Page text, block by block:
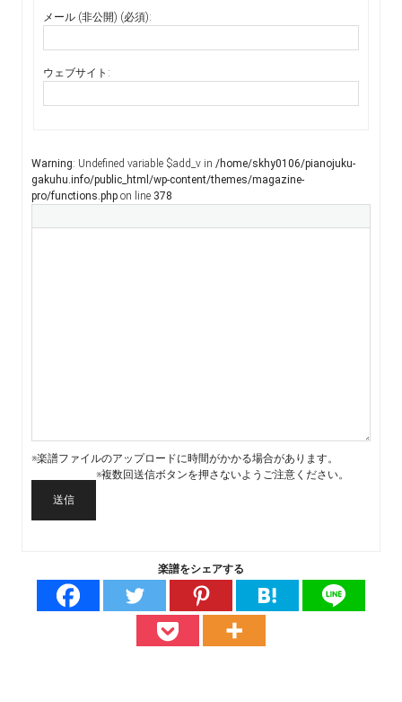
メール (非公開) (必須):
ウェブサイト:
Warning : Undefined variable $add_v in /home/skhy0106/pianojuku-
gakuhu.info/public_html/wp-content/themes/magazine-
pro/functions.php on line 378
※楽譜ファイルのアップロードに時間がかかる場合があります。
※複数回送信ボタンを押さないようご注意ください。
送信
楽譜をシェアする